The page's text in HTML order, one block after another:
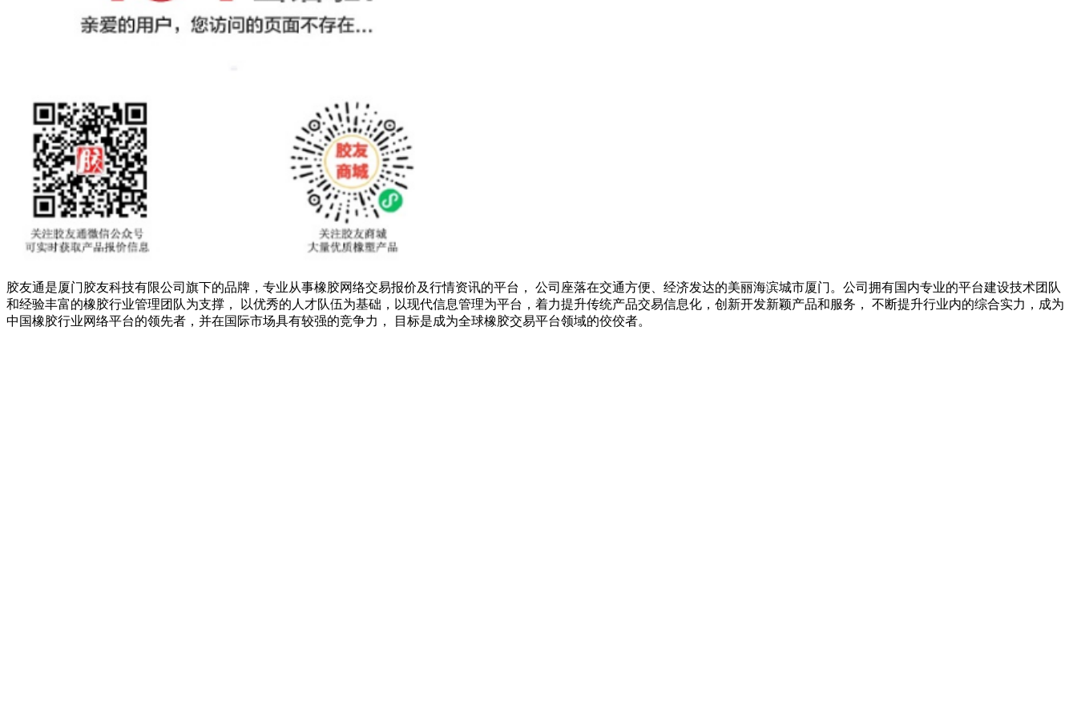
胶友通是厦门胶友科技有限公司旗下的品牌，专业从事橡胶网络交易报价及行情资讯的平台， 公司座落在交通方便、经济发达的美丽海滨城市厦门。公司拥有国内专业的平台建设技术团队
和经验丰富的橡胶行业管理团队为支撑， 以优秀的人才队伍为基础，以现代信息管理为平台，着力提升传统产品交易信息化，创新开发新颖产品和服务， 不断提升行业内的综合实力，成为
中国橡胶行业网络平台的领先者，并在国际市场具有较强的竞争力， 目标是成为全球橡胶交易平台领域的佼佼者。